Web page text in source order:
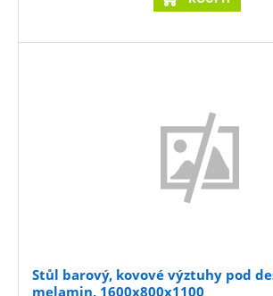
Stůl barový, kovové výztuhy pod
melamin, 1600x800x1100